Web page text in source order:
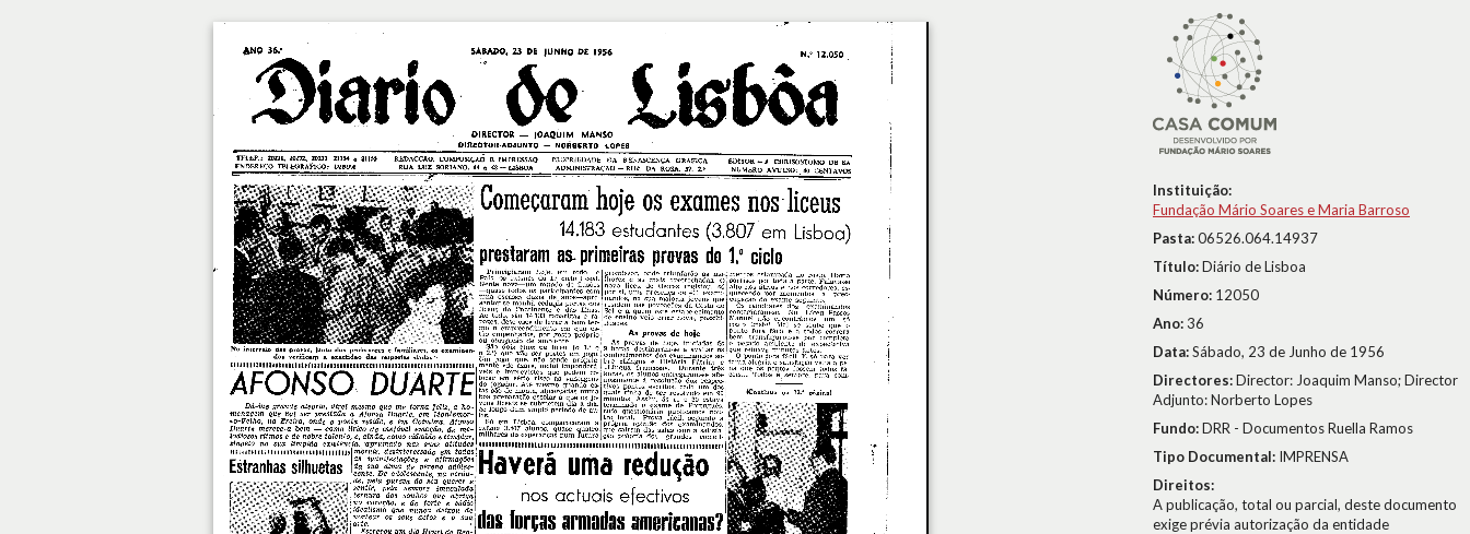
Instituição:
Fundação Mário Soares e Maria Barroso
Pasta:06526.064.14937
Título:Diário de Lisboa
Número: 12050
Ano:36
Data:Sábado, 23 de Junho de 1956
Directores:Director: Joaquim Manso; Director
Adjunto: Norberto Lopes
Fundo:DRR - Documentos Ruella Ramos
Tipo Documental: IMPRENSA
Direitos:
A publicação, total ou parcial, deste documento
exige prévia autorização da entidade